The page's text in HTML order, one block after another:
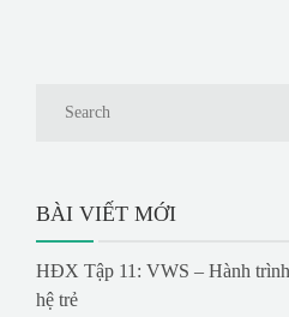
BÀI VIẾT MỚI
HĐX Tập 11: VWS – Hành
hệ trẻ